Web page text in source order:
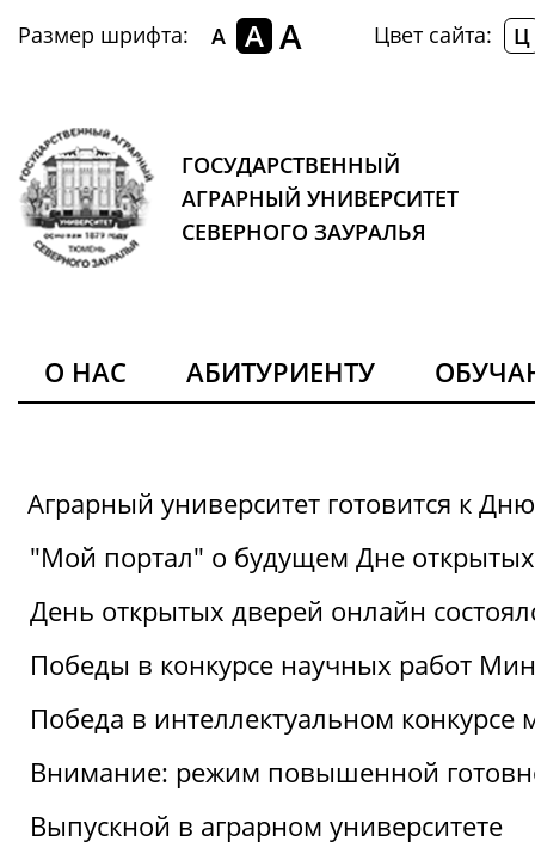
Размер шрифта: A A A Цвет сайта: Ц
ГОСУДАРСТВЕННЫЙ
АГРАРНЫЙ УНИВЕРСИТЕТ
СЕВЕРНОГО ЗАУРАЛЬЯ
О НАС АБИТУРИЕНТУ
Аграрный университет готовится к
"Мой портал" о будущем Дне
День открытых дверей онлайн
Победы в конкурсе научных работ
Победа в интеллектуальном конкурсе
Внимание: режим повышенной
Выпускной в аграрном университете